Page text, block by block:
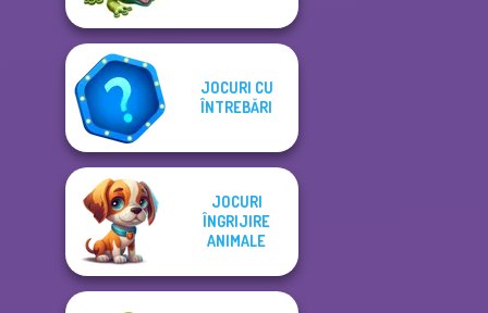
JOCURI CU
ÎNTREBĂRI
JOCURI
ÎNGRIJIRE
ANIMALE